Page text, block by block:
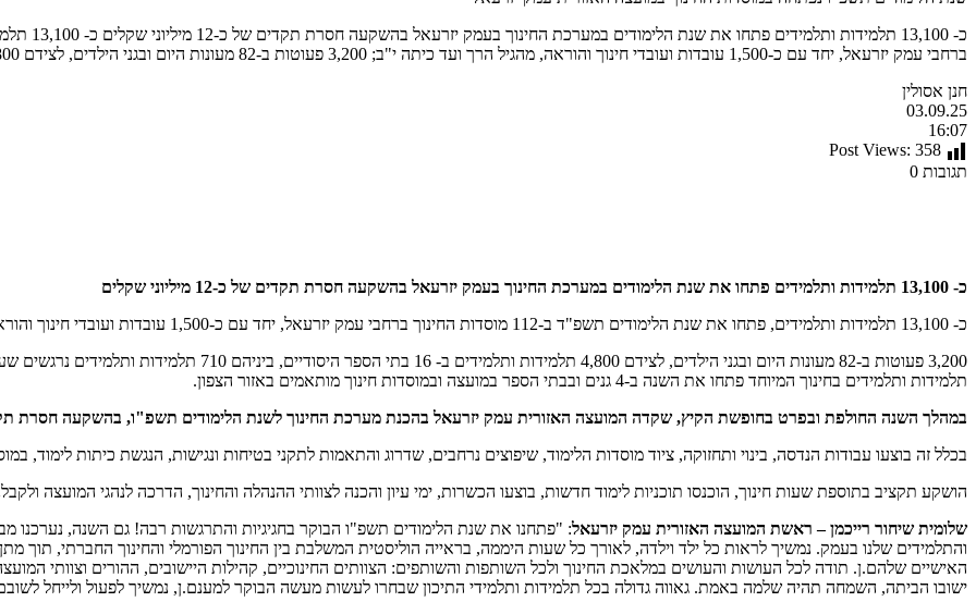
ברחבי עמק יזרעאל, יחד עם כ-1,500 עובדות ועובדי חינוך והוראה, מהגיל הרך ועד כיתה י"ב; 3,200 פעוטות ב-82 מעונות היום ובגני הילדים, לצידם 4,800 […]
חנן אסולין
03.09.25
16:07
Post Views: 358
תגובות 0
כ- 13,100 תלמידות ותלמידים פתחו את שנת הלימודים במערכת החינוך בעמק יזרעאל בהשקעה חסרת תקדים של כ-12 מיליוני שקלים
כ- 13,100 תלמידות ותלמידים, פתחו את שנת הלימודים תשפ"ד ב-112 מוסדות החינוך ברחבי עמק יזרעאל, יחד עם כ-1,500 עובדות ועובדי חינוך והוראה, מהגיל הרך ועד כיתה י"ב;
תלמידות ותלמידים בחינוך המיוחד פתחו את השנה ב-4 גנים ובבתי הספר במועצה ובמוסדות חינוך מותאמים באזור הצפון.
במהלך השנה החולפת ובפרט בחופשת הקיץ, שקדה המועצה האזורית עמק יזרעאל בהכנת מערכת החינוך לשנת הלימודים תשפ"ו, בהשקעה חסרת תקדים של כ-12
בכלל זה בוצעו עבודות הנדסה, בינוי ותחזוקה, ציוד מוסדות הלימוד, שיפוצים נרחבים, שדרוג והתאמות לתקני בטיחות ונגישות, הנגשת כיתות לימוד,
הושקע תקציב בתוספת שעות חינוך, הוכנסו תוכניות לימוד חדשות, בוצעו הכשרות, ימי עיון והכנה לצוותי ההנהלה והחינוך, הדרכה לנהגי המועצה
שלומית שיחור רייכמן – ראשת המועצה האזורית עמק יזרעאל: "פתחנו את שנת הלימודים תשפ"ו הבוקר בחגיגיות והתרגשות רבה! גם השנה, נערכנו
והתלמידים שלנו בעמק. נמשיך לראות כל ילד וילדה, לאורך כל שעות היממה, בראייה הוליסטית המשלבת בין החינוך הפורמלי והחינוך החברתי,
האישיים שלהם.ן. תודה לכל העושות והעושים במלאכת החינוך ולכל השותפות והשותפים: הצוותים החינוכיים, קהילות היישובים, ההורים וצוותי
ישובו הביתה, השמחה תהיה שלמה באמת. גאווה גדולה בכל תלמידות ותלמידי התיכון שבחרו לעשות מעשה הבוקר למענם.ן, נמשיך לפעול ולייחל